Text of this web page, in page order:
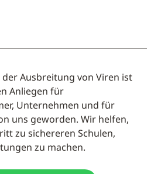
Ausbreitung von Viren ist
Anliegen für
Unternehmen und für
uns geworden. Wir helfen,
zu sichereren Schulen,
zu machen.